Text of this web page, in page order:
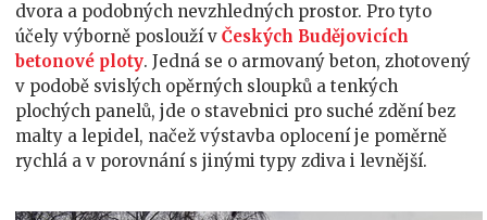
dvora a podobných nevzhledných prostor.Pro tyto
účely výborně poslouží vČeských Budějovicích
betonové ploty. Jedná se o armovaný beton, zhotovený
v podobě svislých opěrných sloupků a tenkých
plochých panelů, jde o stavebnici pro suché zdění bez
malty a lepidel, načež výstavba oplocení je poměrně
rychlá a v porovnání s jinými typy zdiva i levnější.